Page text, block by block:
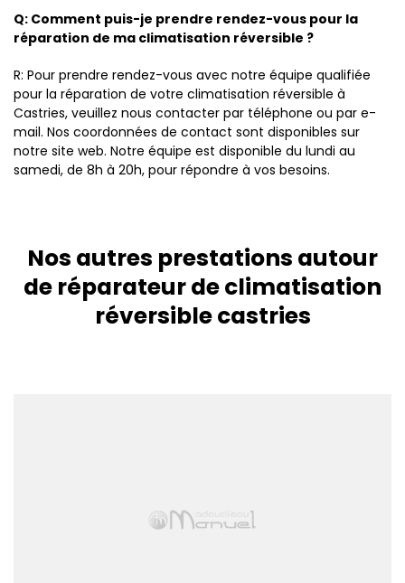
Q: Comment puis-je prendre rendez-vous pour la
réparation de ma climatisation réversible ?
R: Pour prendre rendez-vous avec notre équipe qualifiée
pour la réparation de votre climatisation réversible à
Castries, veuillez nous contacter par téléphone ou par e-
mail. Nos coordonnées de contact sont disponibles sur
notre site web. Notre équipe est disponible du lundi au
samedi, de 8h à 20h, pour répondre à vos besoins.
Nos autres prestations autour
de réparateur de climatisation
réversible castries